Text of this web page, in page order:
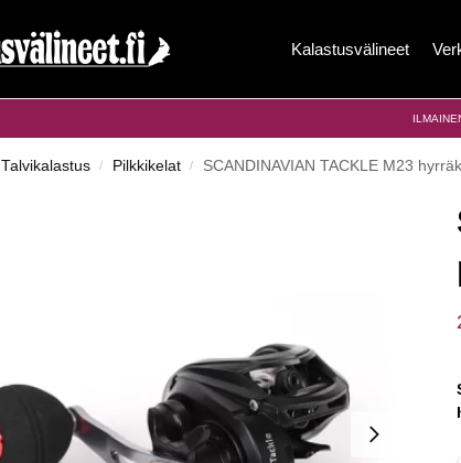
Kalastusvälineet
Talvikalastus / Pilkkikelat / SCANDINAVIAN TACKLE M23